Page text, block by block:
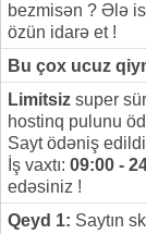
bezmisən ? Ələ
özün idarə et !
Bu çox ucuz
Limitsiz super
hostinq pulunu
Sayt ödəniş
İş vaxtı: 09:00 -
edəsiniz !
Qeyd 1: Saytın